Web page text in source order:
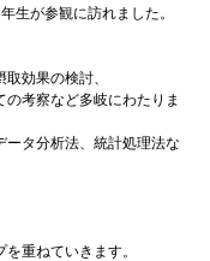
生が参観に訪れました。
効果の検討、
考察など多岐にわたりま
タ分析法、統計処理法な
重ねていきます。